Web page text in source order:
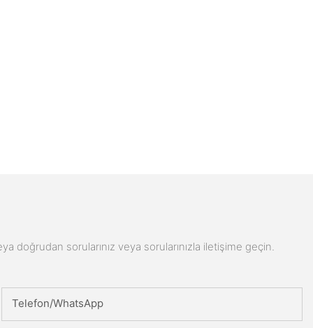
doğrudan sorularınız veya sorularınızla iletişime geçin.
Telefon/WhatsApp